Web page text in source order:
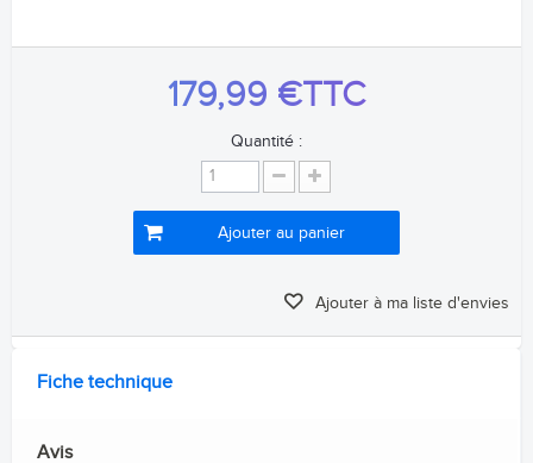
179,99 €TTC
Quantité :
Ajouter au panier
Ajouter à ma liste d'envies
Fiche technique
Avis